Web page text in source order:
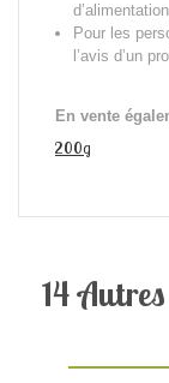
Pour les
l’avis d’un
En vente
200g
14